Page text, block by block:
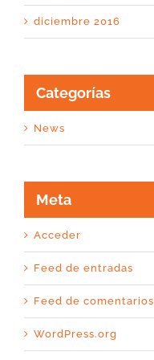
diciembre 2016
Categorías
News
Meta
Acceder
Feed de entradas
Feed de comentarios
WordPress.org